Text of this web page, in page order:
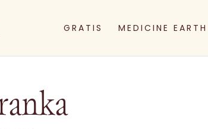
GRATIS MEDICINE EARTH